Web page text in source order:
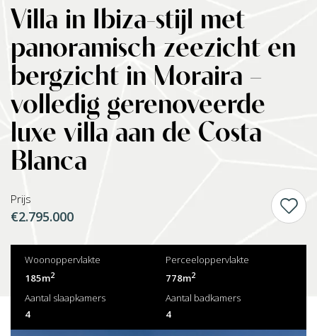
Villa in Ibiza-stijl met
panoramisch zeezicht en
bergzicht in Moraira –
volledig gerenoveerde
luxe villa aan de Costa
Blanca
Prijs
€2.795.000
Woonoppervlakte
185m2
Perceeloppervlakte
778m2
Aantal slaapkamers
4
Aantal badkamers
4